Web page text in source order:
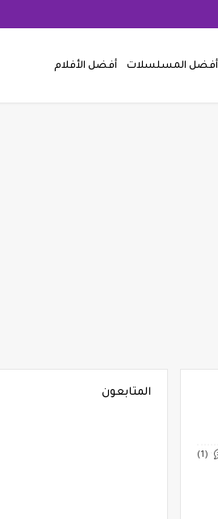
أفضل المسلسلات أفضل الأفلام
(1)
المتابعون